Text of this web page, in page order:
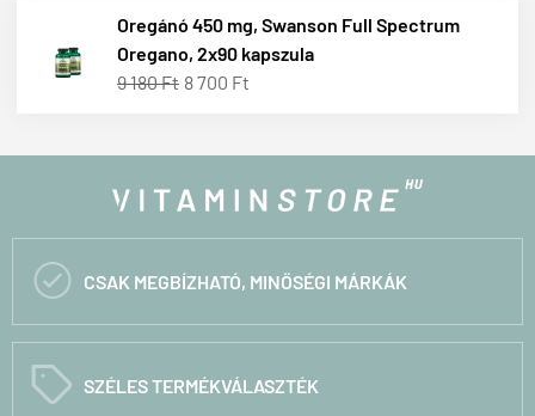
Oregánó 450 mg, Swanson Full Spectrum
Oregano, 2x90 kapszula
9 180 Ft 8 700 Ft
 CSAK MEGBÍZHATÓ, MINŐSÉGI MÁRKÁK
C SZÉLES TERMÉKVÁLASZTÉK